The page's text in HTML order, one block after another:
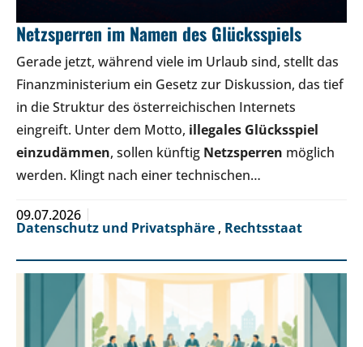
Netzsperren im Namen des Glücksspiels
Gerade jetzt, während viele im Urlaub sind, stellt das
Finanzministerium ein Gesetz zur Diskussion, das tief
in die Struktur des österreichischen Internets
eingreift. Unter dem Motto, illegales Glücksspiel
einzudämmen, sollen künftig Netzsperren möglich
werden. Klingt nach einer technischen…
09.07.2026
Datenschutz und Privatsphäre , Rechtsstaat